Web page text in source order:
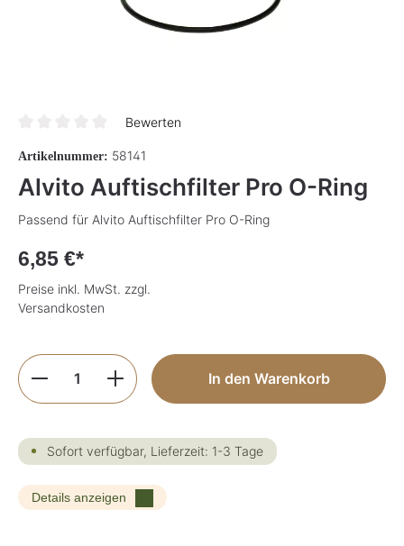
Bewerten
Artikelnummer: 58141
Alvito Auftischfilter Pro O-Ring
Passend für Alvito Auftischfilter Pro O-Ring
6,85 €*
Preise inkl. MwSt. zzgl.
Versandkosten
Produkt Anzahl: Gib den gewünschten
In den Warenkorb
Sofort verfügbar, Lieferzeit: 1-3 Tage
Details anzeigen